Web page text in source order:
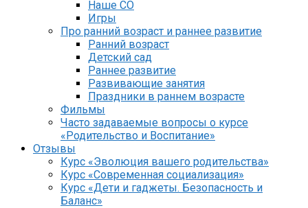
Наше СО
Игры
Про ранний возраст и раннее развитие
Ранний возраст
Детский сад
Раннее развитие
Развивающие занятия
Праздники в раннем возрасте
Фильмы
Часто задаваемые вопросы о курсе
«Родительство и Воспитание»
Отзывы
Курс «Эволюция вашего родительства»
Курс «Современная социализация»
Курс «Дети и гаджеты. Безопасность и
Баланс»